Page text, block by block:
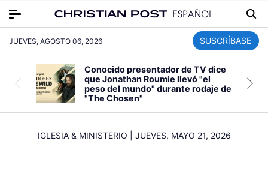
JUEVES, AGOSTO 06, 2026 SUSCRÍBASE
Conocido presentador de TV dice
que Jonathan Roumie llevó "el
peso del mundo" durante rodaje de
"The Chosen"
IGLESIA & MINISTERIO JUEVES, MAYO 21, 2026